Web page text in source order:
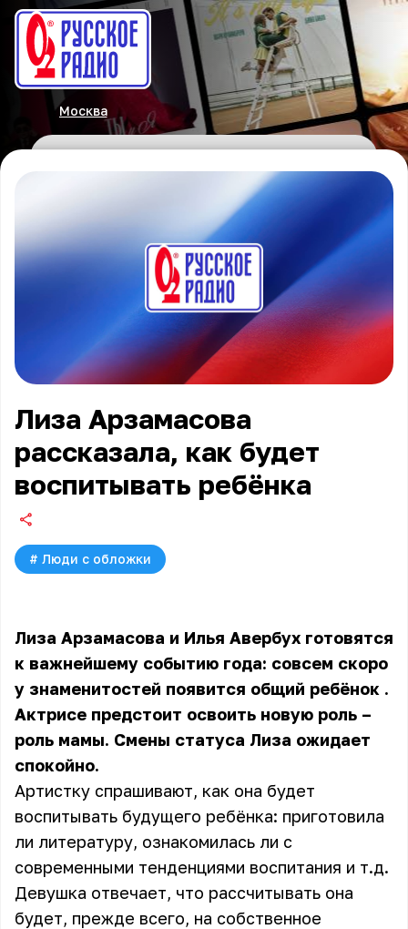
Москва
Лиза Арзамасова
рассказала, как будет
воспитывать ребёнка
# Люди с обложки
Лиза Арзамасова и Илья Авербух готовятся
к важнейшему событию года: совсем скоро
у знаменитостей появится общий ребёнок .
Актрисе предстоит освоить новую роль –
роль мамы. Смены статуса Лиза ожидает
спокойно.
Артистку спрашивают, как она будет
воспитывать будущего ребёнка: приготовила
ли литературу, ознакомилась ли с
современными тенденциями воспитания и т.д.
Девушка отвечает, что рассчитывать она
будет, прежде всего, на собственное